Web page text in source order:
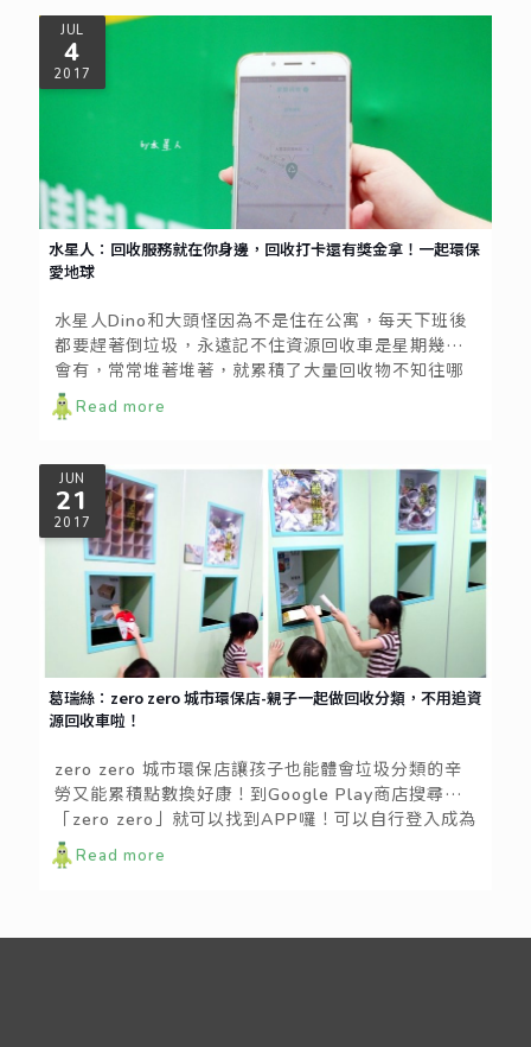
JUL
4
2017
水星人：回收服務就在你身邊，回收打卡還有獎金拿！一起環保
愛地球
水星人Dino和大頭怪因為不是住在公寓，每天下班後
都要趕著倒垃圾，永遠記不住資源回收車是星期幾才
會有，常常堆著堆著，就累積了大量回收物不知往哪
放，今天就來分享一個實用的生活資訊，zero zero
回收服務 來自台灣最大的資源回收體系
Read more
JUN
21
2017
葛瑞絲：zero zero 城市環保店-親子一起做回收分類，不用追資
源回收車啦！
zero zero 城市環保店讓孩子也能體會垃圾分類的辛
勞又能累積點數換好康！到Google Play商店搜尋
「zero zero」就可以找到APP囉！可以自行登入成為
會員即可使用其中服務。
Read more